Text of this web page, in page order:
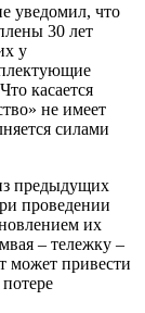
уведомил, что
30 лет
у
касается
не имеет
силами
предыдущих
проведении
их
– тележку –
может привести